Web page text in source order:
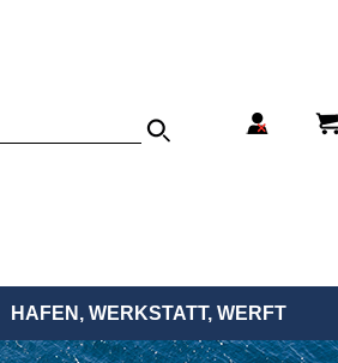
HAFEN, WERKSTATT, WERFT